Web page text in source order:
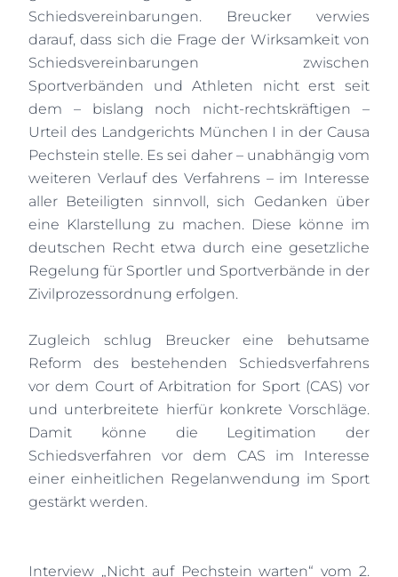
Schiedsvereinbarungen. Breucker verwies
darauf, dass sich die Frage der Wirksamkeit von
Schiedsvereinbarungen zwischen
Sportverbänden und Athleten nicht erst seit
dem – bislang noch nicht-rechtskräftigen –
Urteil des Landgerichts München I in der Causa
Pechstein stelle. Es sei daher – unabhängig vom
weiteren Verlauf des Verfahrens – im Interesse
aller Beteiligten sinnvoll, sich Gedanken über
eine Klarstellung zu machen. Diese könne im
deutschen Recht etwa durch eine gesetzliche
Regelung für Sportler und Sportverbände in der
Zivilprozessordnung erfolgen.
Zugleich schlug Breucker eine behutsame
Reform des bestehenden Schiedsverfahrens
vor dem Court of Arbitration for Sport (CAS) vor
und unterbreitete hierfür konkrete Vorschläge.
Damit könne die Legitimation der
Schiedsverfahren vor dem CAS im Interesse
einer einheitlichen Regelanwendung im Sport
gestärkt werden.
Interview „Nicht auf Pechstein warten“ vom 2.